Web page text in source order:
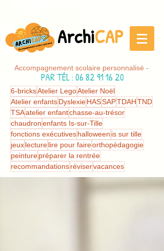
ArchiCAP
Accompagnement scolaire personnalisé -
PAR TÉL: 06 82 91 16 20
6-bricksAtelier LegoAtelier Noël
Atelier enfantsDyslexieHASSAPTDAHTND
TSAatelier enfantchasse-au-trésor
chaudronenfants Is-sur-Tille
fonctions exécutiveshalloween is sur tille
jeuxlecturelire pour faireorthopédagogie
peinturepréparer la rentrée
recommandationsréviservacances